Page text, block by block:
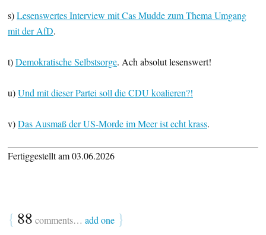
s)Lesenswertes Interview mit Cas Mudde zum Thema Umgang
mit der AfD.
t)Demokratische Selbstsorge. Ach absolut lesenswert!
u)Und mit dieser Partei soll die CDU koalieren?!
v)Das Ausmaß der US-Morde im Meer ist echt krass.
Fertiggestellt am 03.06.2026
{ 88 comments… add one }